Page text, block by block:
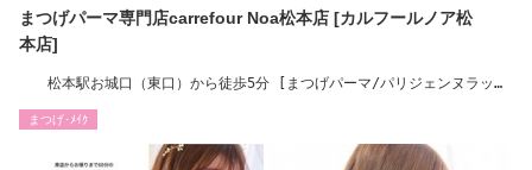
まつげパーマ専門店carrefour Noa松本店 [カルフールノア松
本店]
松本駅お城口（東口）から徒歩5分 [まつげパーマ/パリジェンヌラッシ
まつげ･ﾒｲｸ